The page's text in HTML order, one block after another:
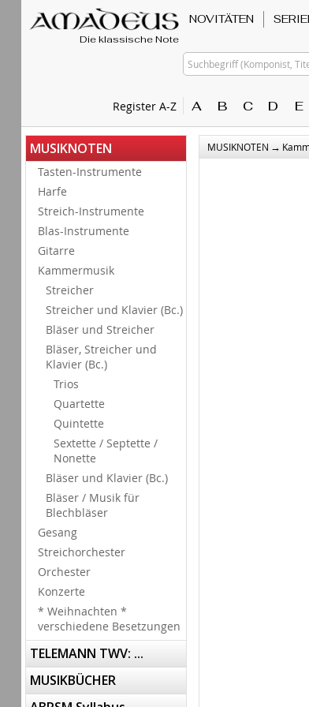
Die klassische Note
Register A-Z
NOVITÄTEN
Suchbegriff (Komponist,
A B C D E
MUSIKNOTEN
Tasten-Instrumente
Harfe
Streich-Instrumente
Blas-Instrumente
Gitarre
Kammermusik
Streicher
Streicher und Klavier (Bc.)
Bläser und Streicher
Bläser, Streicher und
Klavier (Bc.)
Trios
Quartette
Quintette
Sextette / Septette /
Nonette
Bläser und Klavier (Bc.)
Bläser / Musik für
Blechbläser
Gesang
Streichorchester
Orchester
Konzerte
* Weihnachten *
verschiedene Besetzungen
TELEMANN TWV: ...
MUSIKBÜCHER
MUSIKNOTEN →